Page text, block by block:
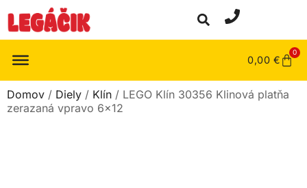
0,00 €
0
Domov / Diely / Klín / LEGO Klín 30356 Klinová platňa
zerazaná vpravo 6×12